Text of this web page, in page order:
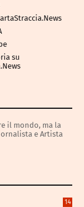
su
il mondo, ma la
e Artista
14